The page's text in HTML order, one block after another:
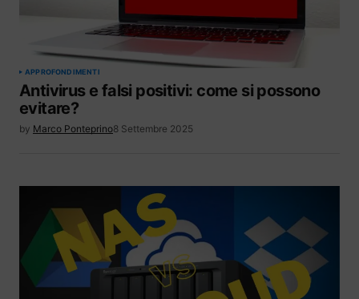
APPROFONDIMENTI
Antivirus e falsi positivi: come si possono
evitare?
by Marco Ponteprino8 Settembre 2025